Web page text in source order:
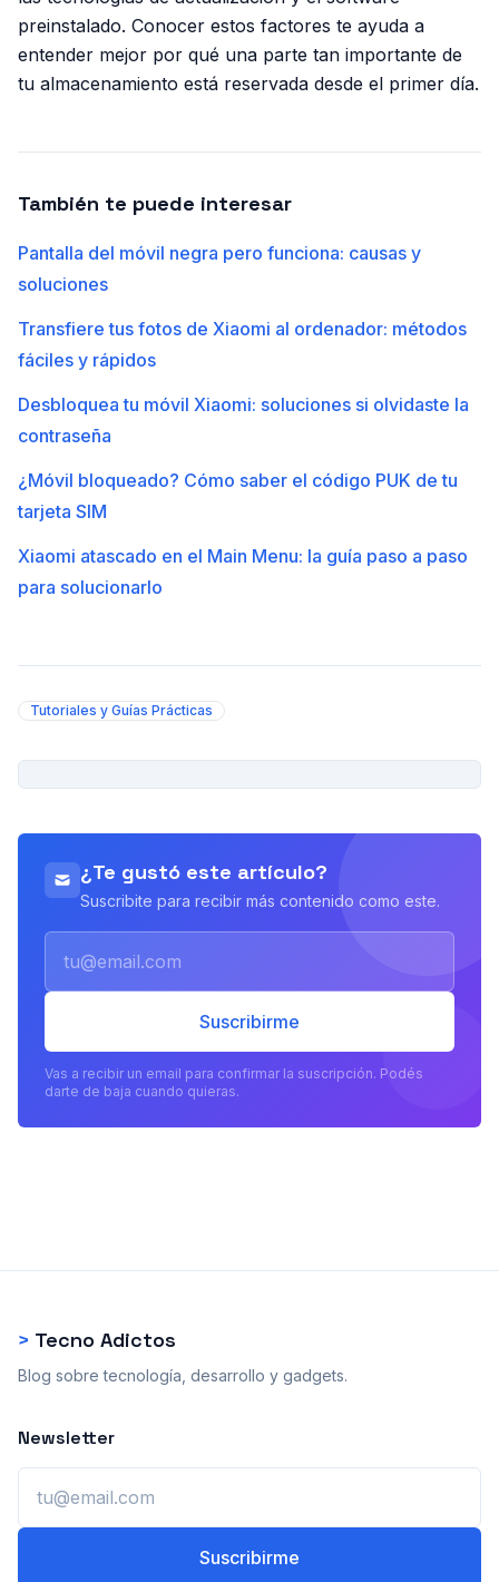
preinstalado. Conocer estos factores te ayuda a
entender mejor por qué una parte tan importante de
tu almacenamiento está reservada desde el primer día.
También te puede interesar
Pantalla del móvil negra pero funciona: causas y
soluciones
Transfiere tus fotos de Xiaomi al ordenador: métodos
fáciles y rápidos
Desbloquea tu móvil Xiaomi: soluciones si olvidaste la
contraseña
¿Móvil bloqueado? Cómo saber el código PUK de tu
tarjeta SIM
Xiaomi atascado en el Main Menu: la guía paso a paso
para solucionarlo
Tutoriales y Guías Prácticas
¿Te gustó este artículo?
Suscribite para recibir más contenido como este.
Suscribirme
Vas a recibir un email para confirmar la suscripción. Podés
darte de baja cuando quieras.
> Tecno Adictos
Blog sobre tecnología, desarrollo y gadgets.
Newsletter
Suscribirme